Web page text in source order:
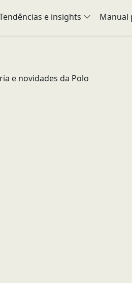
e insights Manual
e novidades da Polo